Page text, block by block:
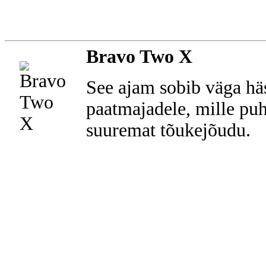
Bravo Two X
See ajam sobib väga
paatmajadele, mille
suuremat tõukejõudu.